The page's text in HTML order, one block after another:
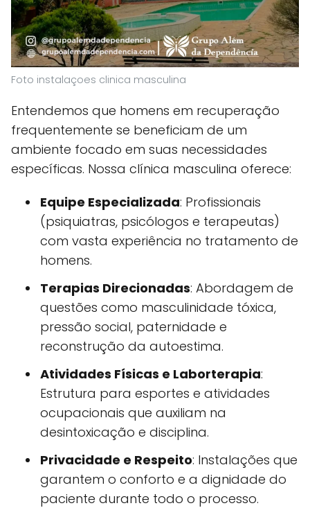
Foto instalaçoes clinica masculina
Entendemos que homens em recuperação
frequentemente se beneficiam de um
ambiente focado em suas necessidades
específicas. Nossa clínica masculina oferece:
Equipe Especializada: Profissionais
(psiquiatras, psicólogos e terapeutas)
com vasta experiência no tratamento de
homens.
Terapias Direcionadas: Abordagem de
questões como masculinidade tóxica,
pressão social, paternidade e
reconstrução da autoestima.
Atividades Físicas e Laborterapia:
Estrutura para esportes e atividades
ocupacionais que auxiliam na
desintoxicação e disciplina.
Privacidade e Respeito: Instalações que
garantem o conforto e a dignidade do
paciente durante todo o processo.